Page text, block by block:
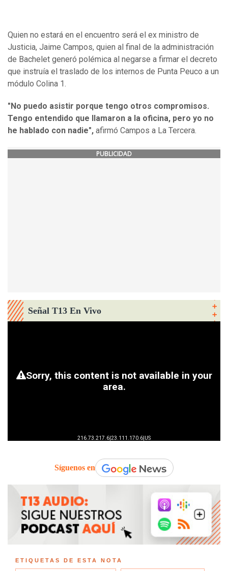
Quien no estará en el encuentro será el ex ministro de
Justicia, Jaime Campos, quien al final de la administración
de Bachelet generó polémica al negarse a firmar el decreto
que instruía el traslado de los internos de Punta Peuco a un
módulo Colina 1.
"No puedo asistir porque tengo otros compromisos.
Tengo entendido que llamaron a la oficina, pero yo no
he hablado con nadie", afirmó Campos a La Tercera.
PUBLICIDAD
Señal T13 En Vivo
Síguenos en
ETIQUETAS DE ESTA NOTA